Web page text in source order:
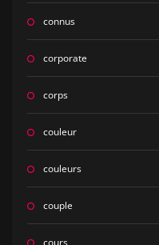
connus
corporate
corps
couleur
couleurs
couple
cours